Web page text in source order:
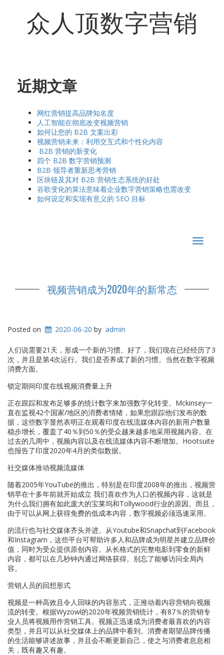
众人顶数字营销
近期文章
网红营销提高品牌知名度
人工智能在彻底改变视频营销
如何让您的 B2B 文案出彩
视频营销未来：利用交互式和个性化内容
B2B 营销的新变化
四个 B2B 数字营销预测
B2B 领导者重新思考营销
区块链及其对 B2B 营销生态系统的好处
谷歌变化的算法意味着企业数字营销策略也需改变
如何设定和实现有意义的 SEO 目标
Toggle
视频营销成为2020年的新常态
Posted on 2020-06-20 by admin
人们说需要21天，形成一个新的习惯。好了，我们现在已经经历了3
次，并且是第4次运行。我们是否养成了新的习惯。当然在数字视频
消费方面。
锁定期间印度在线视频消费量上升
正在跟踪和发布足够多的统计数字来加强数字化转变。Mckinsey一
直在监视42个国家/地区的消费者情绪，如果您跟踪他们发布的数
据，这些数字显然表明正在观看印度在线流媒体内容的新用户数量
稳步增长，覆盖了40％到50％的受众越来越多地采用视频内容。在
过去的几周中，视频内容以及在线流媒体内容不断增加。Hootsuite
也报告了印度2020年4月的类似数据。
社交媒体推动视频流媒体
随着2005年YouTube的推出，特别是在印度2008年的推出，视频营
销早在十多年前就开始成立 我们喜欢作为人口的视频内容，这就是
为什么我们拥有如此庞大的宝莱坞和Tollywood行业的原因。而且，
由于可以从网上获得免费的低成本内容，数字视频必须迅速采用。
的流行也与社交媒体齐头并进。从Youtube和Snapchat到Facebook
和Instagram，这些平台可帮助许多人和品牌成为明星并建立品牌价
值，同时为受众提供原创内容。从长格式的完整电影到零食的新鲜
内容，都可以在几秒钟内通过网络获得。别忘了能够访问全局内
容。
营销人员的回想形式
视频是一种高效且令人回味的内容形式，正推动着内容营销向视频
流的转变。根据Wyzowl的2020年视频营销统计，有87％的营销专
业人员将视频用作营销工具。视频正迅速成为消费者最喜欢的内容
类型，并且可以从社交媒体上的品牌中看到。消费者期望品牌传播
的生活能够讲述故事，并且会不断更新自己，使之与消费者息息相
关，既有趣又有趣。